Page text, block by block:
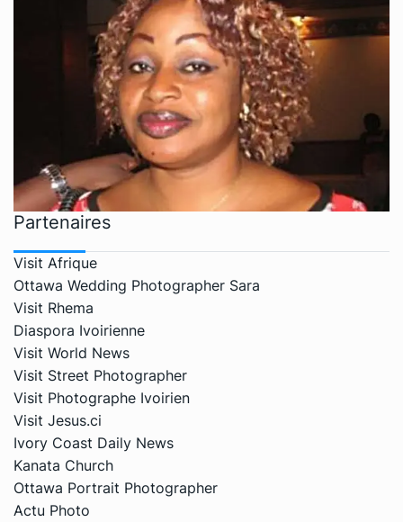
Partenaires
Visit Afrique
Ottawa Wedding Photographer Sara
Visit Rhema
Diaspora Ivoirienne
Visit World News
Visit Street Photographer
Visit Photographe Ivoirien
Visit Jesus.ci
Ivory Coast Daily News
Kanata Church
Ottawa Portrait Photographer
Actu Photo